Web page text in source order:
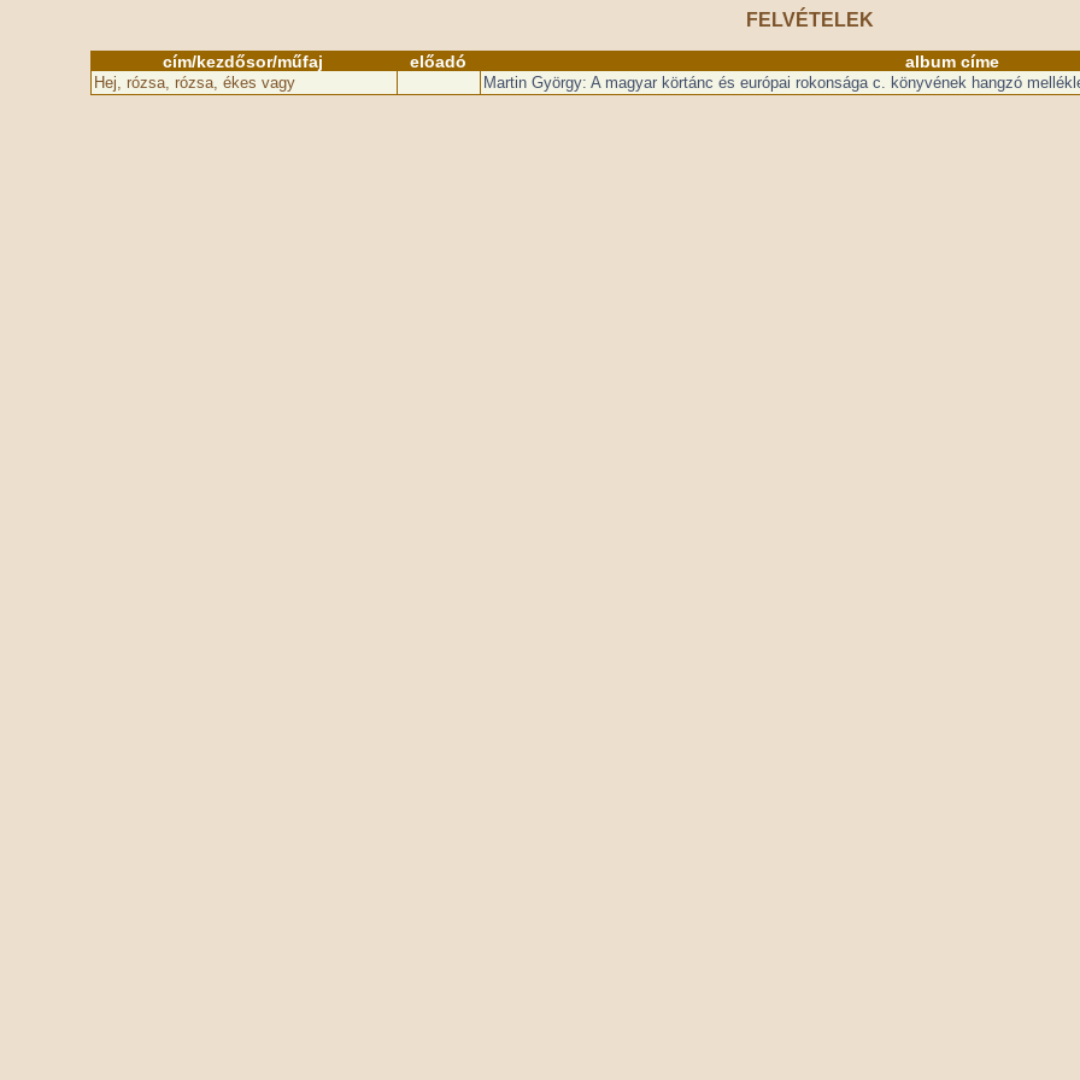
FELVÉTELEK
cím/kezdősor/műfaj előadó album címe
Hej, rózsa, rózsa, ékes vagy Martin György: A magyar körtánc és európai rokonsága c. könyvének hangzó